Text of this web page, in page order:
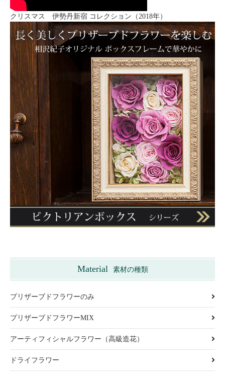
クリスマス 伊勢丹新宿 コレクション（2018年）
Material 素材の種類
プリザーブドフラワーのみ
プリザーブドフラワーMIX
アーティフィシャルフラワー（高級造花）
ドライフラワー